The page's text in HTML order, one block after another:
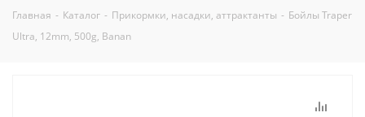
Главная - Каталог - Прикормки, насадки, аттрактанты - Бойлы Traper
Ultra, 12mm, 500g, Banan